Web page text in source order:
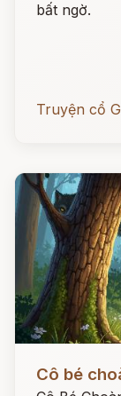
bất ngờ.
Truyện cổ
Cô bé